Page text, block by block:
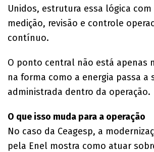
Unidos, estrutura essa lógica com
medição, revisão e controle
contínuo.
O ponto central não está apenas
na forma como a energia passa a
administrada dentro da operação.
O que isso muda para a operação
No caso da Ceagesp, a
pela Enel mostra como atuar